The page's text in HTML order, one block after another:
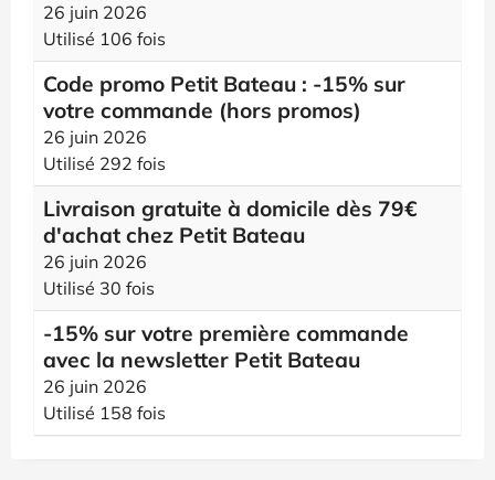
26 juin 2026
Utilisé 106 fois
Code promo Petit Bateau : -15% sur
votre commande (hors promos)
26 juin 2026
Utilisé 292 fois
Livraison gratuite à domicile dès 79€
d'achat chez Petit Bateau
26 juin 2026
Utilisé 30 fois
-15% sur votre première commande
avec la newsletter Petit Bateau
26 juin 2026
Utilisé 158 fois